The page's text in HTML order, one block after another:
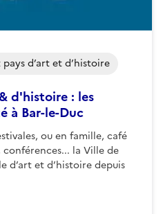
d'histoire : les
à Bar-le-Duc
ou en famille, café
la Ville de
d’art et d’histoire depuis
d’art et d’histoire